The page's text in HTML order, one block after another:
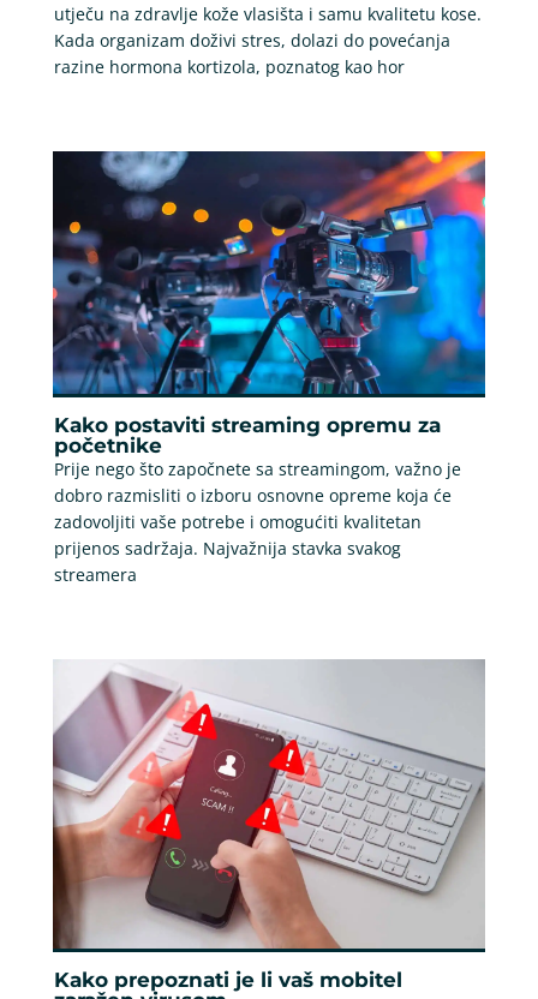
utječu na zdravlje kože vlasišta i samu kvalitetu kose.
Kada organizam doživi stres, dolazi do povećanja
razine hormona kortizola, poznatog kao hor
Kako postaviti streaming opremu za
početnike
Prije nego što započnete sa streamingom, važno je
dobro razmisliti o izboru osnovne opreme koja će
zadovoljiti vaše potrebe i omogućiti kvalitetan
prijenos sadržaja. Najvažnija stavka svakog
streamera
Kako prepoznati je li vaš mobitel